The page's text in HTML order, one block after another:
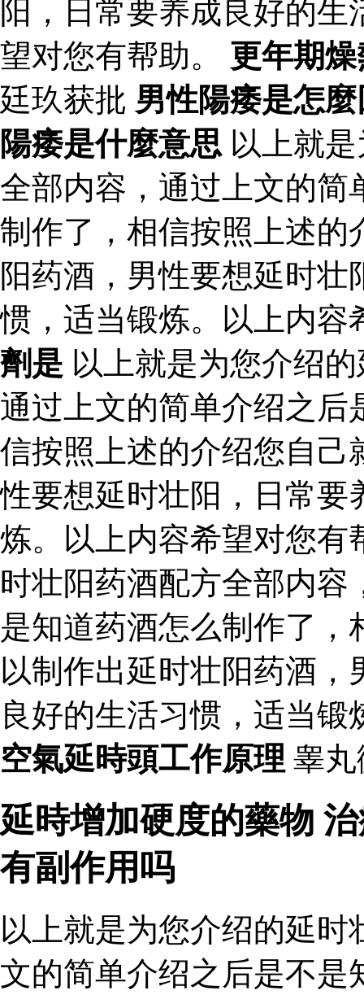
阳，日常要养成良好的
望对您有帮助。 更年期
廷玖获批 男性陽痿是怎
陽痿是什麼意思 以上就
全部内容，通过上文的简
制作了，相信按照上述的
阳药酒，男性要想延时
惯，适当锻炼。以上内
劑是 以上就是为您介绍
通过上文的简单介绍之后
信按照上述的介绍您自己
性要想延时壮阳，日常要
炼。以上内容希望对您有
时壮阳药酒配方全部内
是知道药酒怎么制作了
以制作出延时壮阳药酒
良好的生活习惯，适当
空氣延時頭工作原理 睾
延時增加硬度的藥物
有副作用吗
以上就是为您介绍的延
文的简单介绍之后是不是